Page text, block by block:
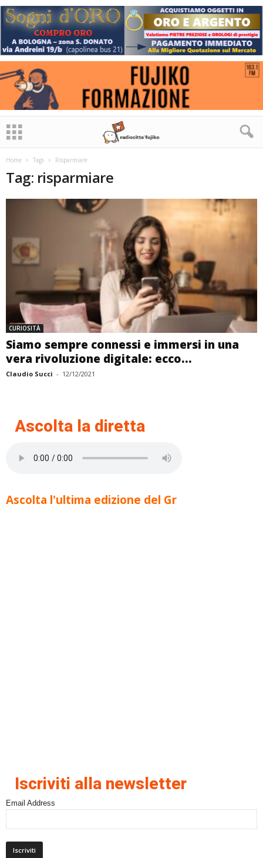
Home Tags Risparmiare
Tag: risparmiare
CURIOSITÀ
Siamo sempre connessi e immersi in una
vera rivoluzione digitale: ecco...
Claudio Succi - 12/12/2021
Ascolta la diretta
Ascolta l'ultima edizione del Gr
Iscriviti alla newsletter
Email Address